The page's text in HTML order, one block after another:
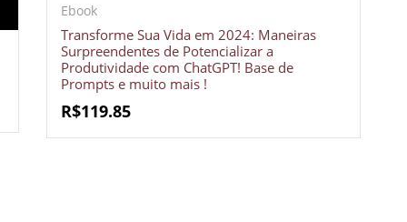
Ebook
Transforme Sua Vida em 2024: Maneiras
Surpreendentes de Potencializar a
Produtividade com ChatGPT! Base de
Prompts e muito mais !
R$119.85
Crie seu Avatar